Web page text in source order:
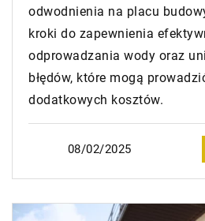
odwodnienia na placu
kroki do zapewnienia
odprowadzania wody oraz
błędów, które mogą
dodatkowych kosztów.
08/02/2025